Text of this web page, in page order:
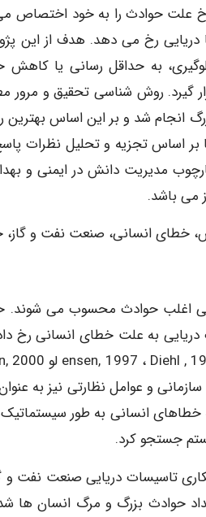
علت حوادث را به خود اختصاص
رخ می دهد. هدف از این
به حداقل رسانی یا
گیرد. روش شناسی تحقیق و مرور
انجام شد و بر این اساس
می باشد.
خطای انسانی، صنعت نفت و گاز،
و عوامل نظارتی نیز به
کرد که خطاهای انسانی به طور
جستجو کرد.
تاسیسات دریایی صنعت نفت و
حوادث بزرگ و مرگ انسان ها